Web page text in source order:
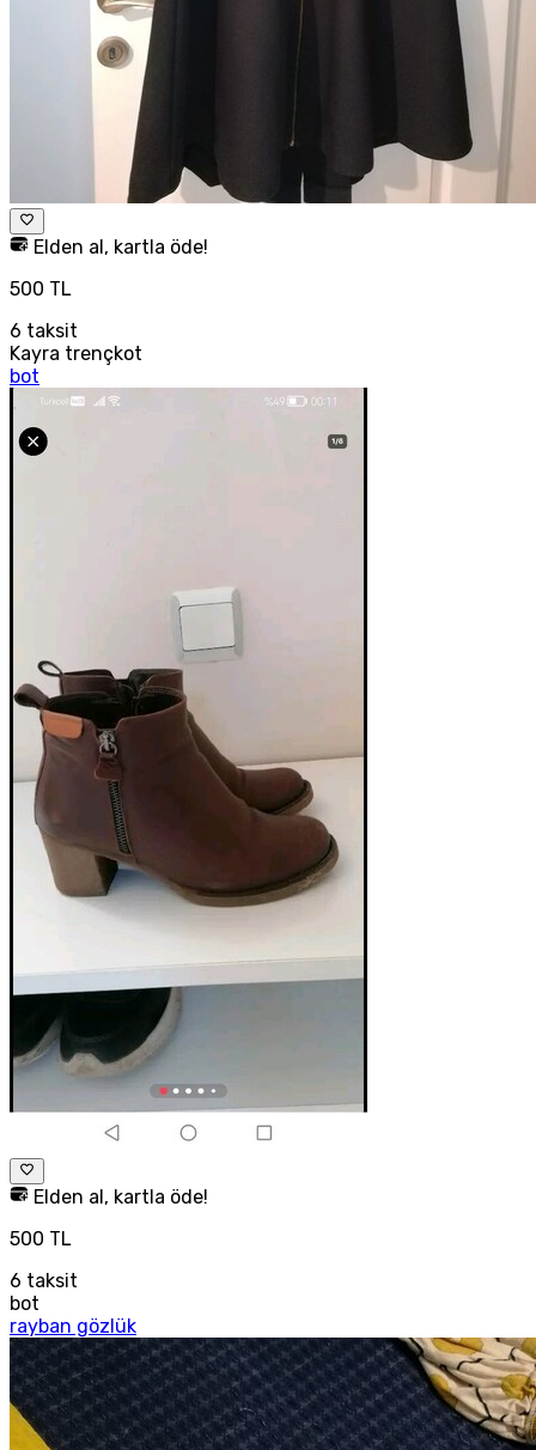
Elden al, kartla öde!
500 TL
6 taksit
Kayra trençkot
bot
Elden al, kartla öde!
500 TL
6 taksit
bot
rayban gözlük